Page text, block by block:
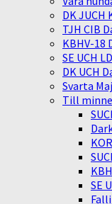
DK JUCH
TJH CIB
KBHV-18
SE UCH
DK UCH
Svarta
Till
SE